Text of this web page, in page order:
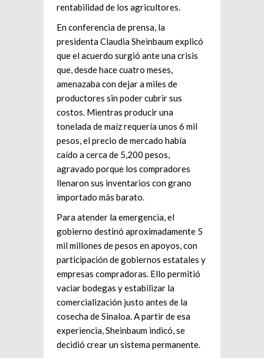
rentabilidad de los agricultores.
En conferencia de prensa, la
presidenta Claudia Sheinbaum explicó
que el acuerdo surgió ante una crisis
que, desde hace cuatro meses,
amenazaba con dejar a miles de
productores sin poder cubrir sus
costos. Mientras producir una
tonelada de maíz requería unos 6 mil
pesos, el precio de mercado había
caído a cerca de 5,200 pesos,
agravado porque los compradores
llenaron sus inventarios con grano
importado más barato.
Para atender la emergencia, el
gobierno destinó aproximadamente 5
mil millones de pesos en apoyos, con
participación de gobiernos estatales y
empresas compradoras. Ello permitió
vaciar bodegas y estabilizar la
comercialización justo antes de la
cosecha de Sinaloa. A partir de esa
experiencia, Sheinbaum indicó, se
decidió crear un sistema permanente.